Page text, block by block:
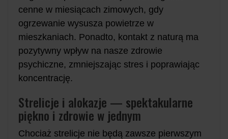
cenne w miesiącach zimowych, gdy
ogrzewanie wysusza powietrze w
mieszkaniach. Ponadto, kontakt z naturą ma
pozytywny wpływ na nasze zdrowie
psychiczne, zmniejszając stres i poprawiając
koncentrację.
Strelicje i alokazje — spektakularne
piękno i zdrowie w jednym
Chociaż strelicje nie będą zawsze pierwszym